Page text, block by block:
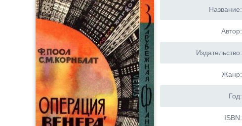
Название:
Автор:
Издательство:
Жанр:
Год:
ISBN: